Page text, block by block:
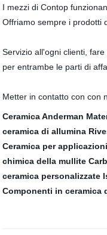
I mezzi di Contop
Offriamo sempre i prodotti
Servizio all'ogni clienti,
per entrambe le parti di
Metter in contatto con con
Ceramica Anderman
ceramica di allumina
Ceramica per
chimica della mullite
ceramica personalizzate
Componenti in ceramica